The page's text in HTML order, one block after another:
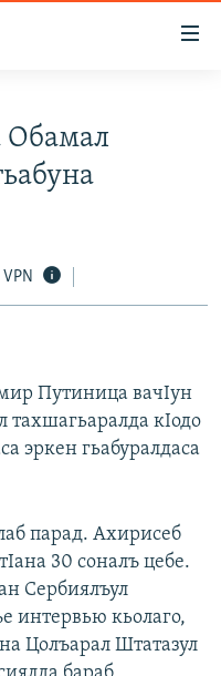
Обамал
Путиница вачIун
тахшагьаралда кIодо
эркен гьабуралдаса
парад. Ахирисеб
30 соналъ цебе.
Сербиялъул
интервью кьолаго,
Цолъарал Штатазул